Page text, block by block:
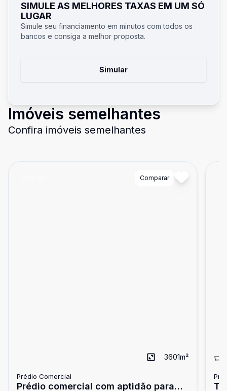
SIMULE AS MELHORES TAXAS EM UM SÓ
LUGAR
Simule seu financiamento em minutos com todos os
bancos e consiga a melhor proposta.
Simular
Imóveis semelhantes
Confira imóveis semelhantes
Comparar
3601m²
Prédio Comercial
Prédio comercial com aptidão para